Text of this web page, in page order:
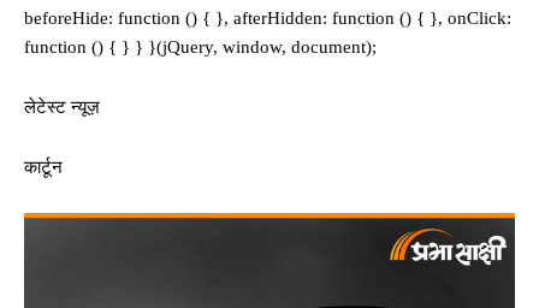
beforeHide: function () { }, afterHidden: function () { }, onClick:
function () { } } }(jQuery, window, document);
लेटेस्ट न्यूज़
कार्टून